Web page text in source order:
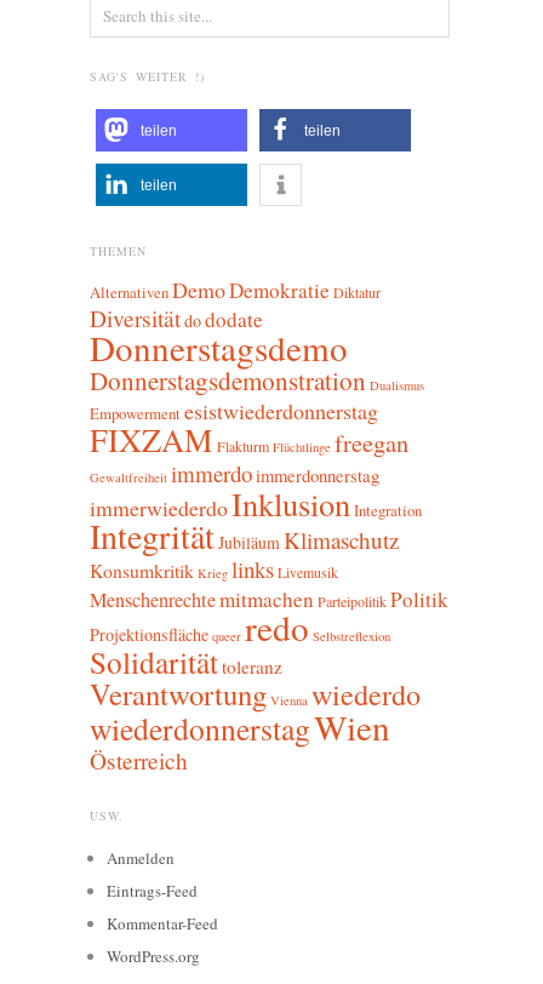
SAG'S WEITER !)
teilen teilen
teilen
THEMEN
AlternativenDemoDemokratie Diktatur
Diversitätdododate
Donnerstagsdemo
Donnerstagsdemonstration Dualismus
Empowermentesistwiederdonnerstag
FIXZAM Flakturm Flüchtlinge freegan
Gewaltfreiheit immerdoimmerdonnerstag
immerwiederdoInklusionIntegration
IntegritätJubiläumKlimaschutz
Konsumkritik Krieg linksLivemusik
Menschenrechtemitmachen ParteipolitikPolitik
Projektionsfläche queer redo Selbstreflexion
Solidaritättoleranz
Verantwortung Vienna wiederdo
wiederdonnerstagWien
Österreich
USW.
Anmelden
Eintrags-Feed
Kommentar-Feed
WordPress.org